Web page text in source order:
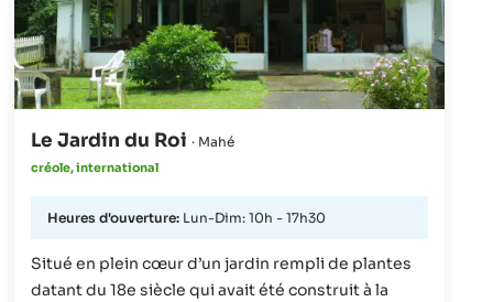
Le Jardin du Roi · Mahé
créole, international
Heures d'ouverture: Lun-Dim: 10h - 17h30
Situé en plein cœur d’un jardin rempli de plantes
datant du 18e siècle qui avait été construit à la